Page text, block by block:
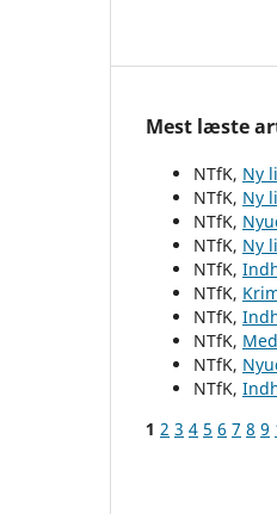
Mest læste
NTfK, Ny
NTfK, Ny
NTfK,
NTfK, Ny
NTfK,
NTfK,
NTfK,
NTfK,
NTfK,
NTfK,
1 2 3 4 5 6 7 8 9